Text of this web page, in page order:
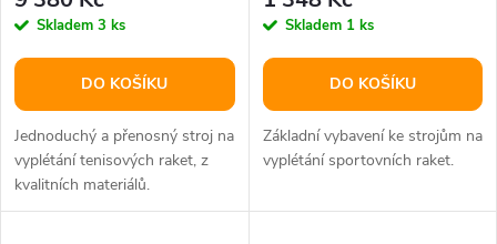
Skladem 3 ks
DO KOŠÍKU
Jednoduchý a přenosný stroj na
vyplétání tenisových raket, z
kvalitních materiálů.
Skladem 1 ks
DO KOŠÍKU
Základní vybavení ke strojům na
vyplétání sportovních raket.